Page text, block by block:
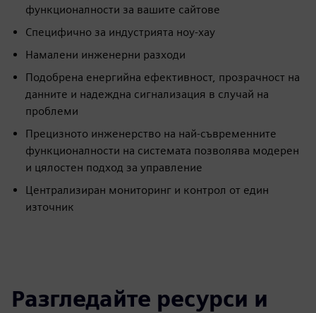
функционалности за вашите сайтове
Специфично за индустрията ноу-хау
Намалени инженерни разходи
Подобрена енергийна ефективност, прозрачност на
данните и надеждна сигнализация в случай на
проблеми
Прецизното инженерство на най-съвременните
функционалности на системата позволява модерен
и цялостен подход за управление
Централизиран мониторинг и контрол от един
източник
Разгледайте ресурси и